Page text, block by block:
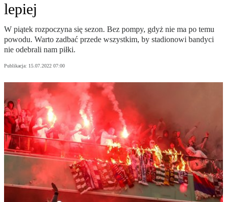
lepiej
W piątek rozpoczyna się sezon. Bez pompy, gdyż nie ma po temu
powodu. Warto zadbać przede wszystkim, by stadionowi bandyci
nie odebrali nam piłki.
Publikacja: 15.07.2022 07:00